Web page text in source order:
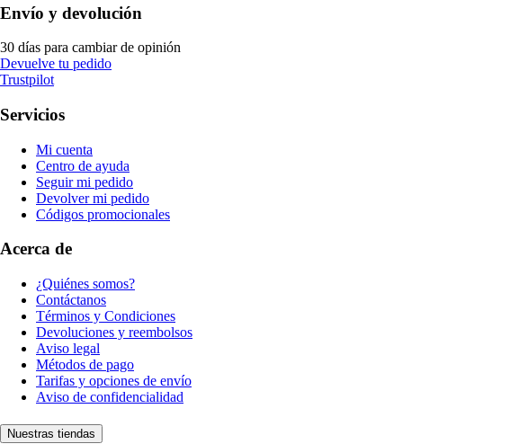
Envío y devolución
30 días para cambiar de opinión
Devuelve tu pedido
Trustpilot
Servicios
Mi cuenta
Centro de ayuda
Seguir mi pedido
Devolver mi pedido
Códigos promocionales
Acerca de
¿Quiénes somos?
Contáctanos
Términos y Condiciones
Devoluciones y reembolsos
Aviso legal
Métodos de pago
Tarifas y opciones de envío
Aviso de confidencialidad
Nuestras tiendas